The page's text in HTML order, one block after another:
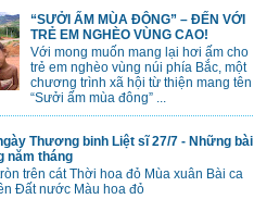
“SƯỞI ẤM MÙA ĐÔNG” – ĐẾN VỚI
TRẺ EM NGHÈO VÙNG CAO!
Với mong muốn mang lại hơi ấm cho
trẻ em nghèo vùng núi phía Bắc, một
chương trình xã hội từ thiện mang tên
“Sưởi ấm mùa đông” ...
Thương binh Liệt sĩ 27/7 - Những bài
năm tháng
trên cát Thời hoa đỏ Mùa xuân Bài ca
Đất nước Màu hoa đỏ